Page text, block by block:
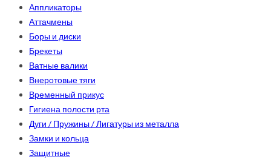
Аппликаторы
Аттачмены
Боры и диски
Брекеты
Ватные валики
Внеротовые тяги
Временный прикус
Гигиена полости рта
Дуги / Пружины / Лигатуры из металла
Замки и кольца
Защитные